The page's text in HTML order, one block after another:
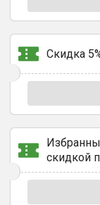
Скидка
скидкой